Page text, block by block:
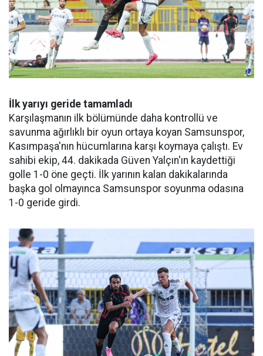
İlk yarıyı geride tamamladı
Karşılaşmanın ilk bölümünde daha kontrollü ve
savunma ağırlıklı bir oyun ortaya koyan Samsunspor,
Kasımpaşa'nın hücumlarına karşı koymaya çalıştı. Ev
sahibi ekip, 44. dakikada Güven Yalçın'ın kaydettiği
golle 1-0 öne geçti. İlk yarının kalan dakikalarında
başka gol olmayınca Samsunspor soyunma odasına
1-0 geride girdi.